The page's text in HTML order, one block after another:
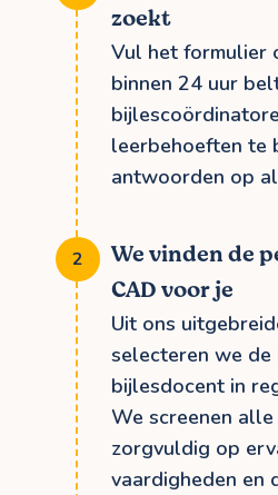
zoekt
Vul het formulier
binnen 24 uur
leerbehoeften te
antwoorden op
We vinden de
CAD voor je
Uit ons
selecteren we de
bijlesdocent in
We screenen
zorgvuldig op
vaardigheden en